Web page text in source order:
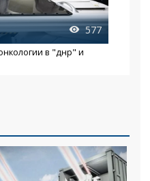
577
в "днр" и